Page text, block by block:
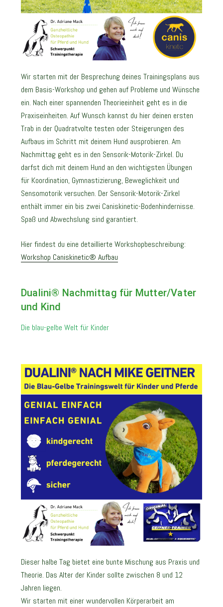
Wir starten mit der Besprechung deines Trainingsplans aus
dem Basis-Workshop und gehen auf Probleme und Wünsche
ein. Nach einer spannenden Theorieeinheit geht es in die
Praxiseinheiten. Auf Wunsch kannst du hier deinen ersten
Trab in der Quadratvolte testen oder Steigerungen des
Aufbaus im Schritt mit deinem Hund ausprobieren. Am
Nachmittag geht es in den Sensorik-Motorik-Zirkel. Du
darfst dich mit deinem Hund an den wichtigsten Übungen
für Koordination, Gymnastizierung, Beweglichkeit und
Sensomotorik versuchen. Der Sensorik-Motorik-Zirkel
enthält immer ein bis zwei Caniskinetic-Bodenhindernisse.
Spaß und Abwechslung sind garantiert.
Hier findest du eine detaillierte Workshopbeschreibung:
Workshop Caniskinetic® Aufbau
Dualini® Nachmittag für Mutter/Vater
und Kind
Die blau-gelbe Welt für Kinder
Dieser halbe Tag bietet eine bunte Mischung aus Praxis und
Theorie. Das Alter der Kinder sollte zwischen 8 und 12
Jahren liegen.
Wir starten mit einer wundervollen Körperarbeit am